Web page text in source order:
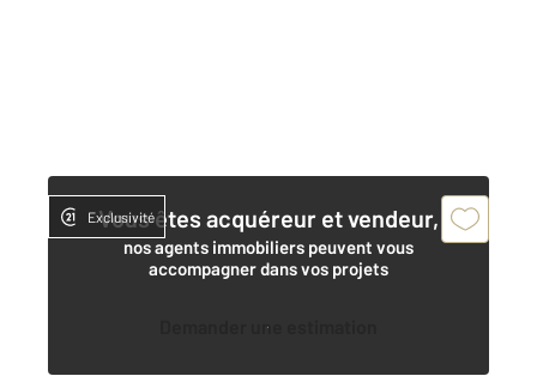
Vous êtes acquéreur et vendeur,
nos agents immobiliers peuvent vous
accompagner dans vos projets
Demander une estimation
Exclusivité